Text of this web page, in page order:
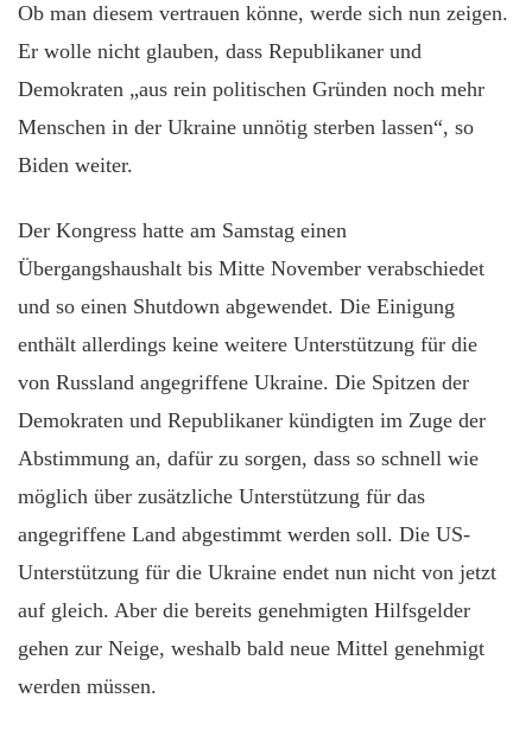
Ob man diesem vertrauen könne, werde sich nun zeigen.
Er wolle nicht glauben, dass Republikaner und
Demokraten „aus rein politischen Gründen noch mehr
Menschen in der Ukraine unnötig sterben lassen“, so
Biden weiter.
Der Kongress hatte am Samstag einen
Übergangshaushalt bis Mitte November verabschiedet
und so einen Shutdown abgewendet. Die Einigung
enthält allerdings keine weitere Unterstützung für die
von Russland angegriffene Ukraine. Die Spitzen der
Demokraten und Republikaner kündigten im Zuge der
Abstimmung an, dafür zu sorgen, dass so schnell wie
möglich über zusätzliche Unterstützung für das
angegriffene Land abgestimmt werden soll. Die US-
Unterstützung für die Ukraine endet nun nicht von jetzt
auf gleich. Aber die bereits genehmigten Hilfsgelder
gehen zur Neige, weshalb bald neue Mittel genehmigt
werden müssen.